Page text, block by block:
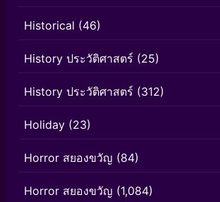
Historical (46)
History ประวัติศาสตร์ (25)
History ประวัติศาสตร์ (312)
Holiday (23)
Horror สยองขวัญ (84)
Horror สยองขวัญ (1,084)